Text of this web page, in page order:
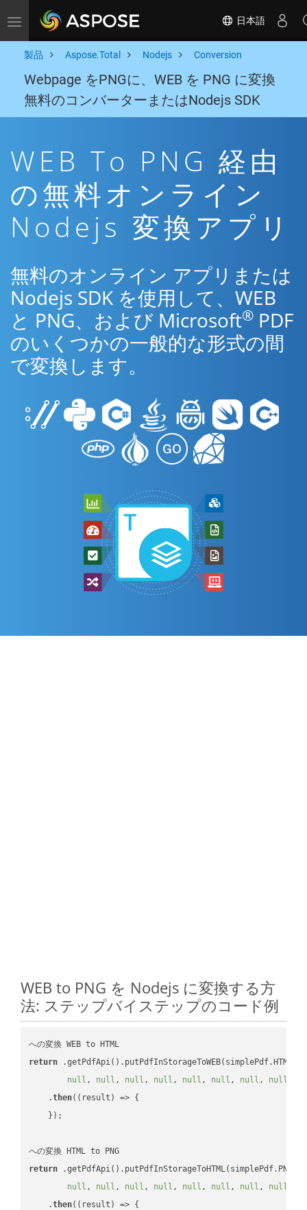
Toggle navigation 日本語
製品 Aspose.Total Nodejs Conversion
Webpage をPNGに、WEB を PNG に変換
無料のコンバーターまたはNodejs SDK
WEB To PNG 経由
の無料オンライン
Nodejs 変換アプリ
無料のオンライン アプリまたは
Nodejs SDK を使用して、WEB
と PNG、および Microsoft® PDF
のいくつかの一般的な形式の間
で変換します。
WEB to PNG を Nodejs に変換する方
法: ステップバイステップのコード例
return
null , null , null , null , null , null , null , null
    .
then( (result) => {
    });
return
null , null , null , null , null , null , null , null
    .
then( (result) => {